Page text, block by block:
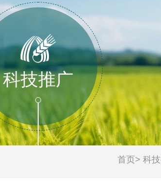
技术奖提名
农业科技奖
科技推广
农业新技术新产品新场景
农业主导品种主推技术
科技推广
首页> 科